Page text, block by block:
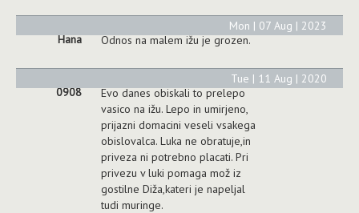
Hana Odnos na malem ižu je grozen.
Mon | 07 Aug | 2023
0908
Evo danes obiskali to prelepo
vasico na ižu. Lepo in umirjeno,
prijazni domacini veseli vsakega
obislovalca. Luka ne obratuje,in
priveza ni potrebno placati. Pri
privezu v luki pomaga mož iz
gostilne Diža,kateri je napeljal
tudi muringe.
Tue | 11 Aug | 2020